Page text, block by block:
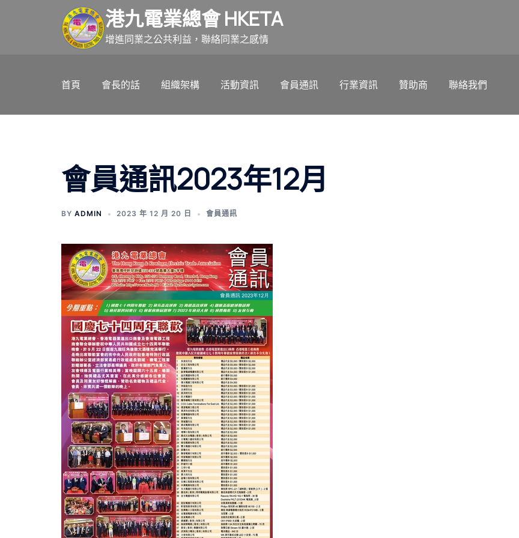
港九電業總會 HKETA
增進同業之公共利益，聯絡同業之感情
首頁 會長的話 組織架構 活動資訊 會員通訊 行業資訊 贊助商 聯絡我們
會員通訊2023年12月
BY ADMIN 2023 年 12 月 20 日 會員通訊